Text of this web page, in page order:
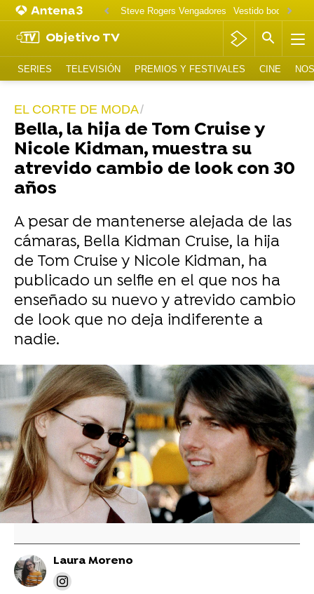
Steve Rogers Vengadores Vestido boda
Objetivo TV
SERIES TELEVISIÓN PREMIOS Y FESTIVALES CINE
EL CORTE DE MODA
Bella, la hija de Tom Cruise y
Nicole Kidman, muestra su
atrevido cambio de look con 30
años
A pesar de mantenerse alejada de las
cámaras, Bella Kidman Cruise, la hija
de Tom Cruise y Nicole Kidman, ha
publicado un selfie en el que nos ha
enseñado su nuevo y atrevido cambio
de look que no deja indiferente a
nadie.
Tom Cruise fue el gran ausente de los Oscar
¿para no cruzarse con Nicole Kidman?
El desconocido primer matrimonio de Tom
Cruise antes de Nicole Kidman y Katie
Holmes
Laura Moreno